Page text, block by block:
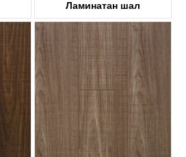
Ламинатан шал
KTL 2004